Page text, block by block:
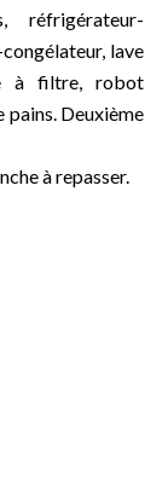
réfrigérateur-
lave
à filtre, robot
pains. Deuxième
à repasser.